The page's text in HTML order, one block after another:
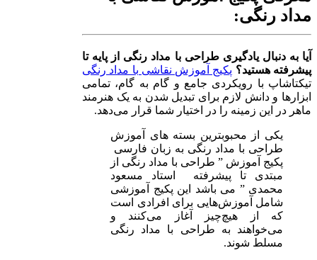
مداد رنگی:
آیا به دنبال یادگیری طراحی با مداد رنگی از پایه تا
پیشرفته هستید؟ پکیج آموزش نقاشی با مداد رنگی
تیکتاشاپ با رویکردی جامع و گام به گام، تمامی
ابزارها و دانش لازم برای تبدیل شدن به یک هنرمند
ماهر در این زمینه را در اختیار شما قرار می‌دهد.
یکی از محبوبترین بسته های آموزش
طراحی با مداد رنگی به زبان فارسی
پکیج آموزش ” طراحی با مداد رنگی از
مبتدی تا پیشرفته استاد مسعود
محمدی ” می باشد این پکیج آموزشی
شامل آموزش‌هایی برای افرادی است
که از هیچ‌چیز آغاز می‌کنند و
می‌خواهند به طراحی با مداد رنگی
مسلط شوند.